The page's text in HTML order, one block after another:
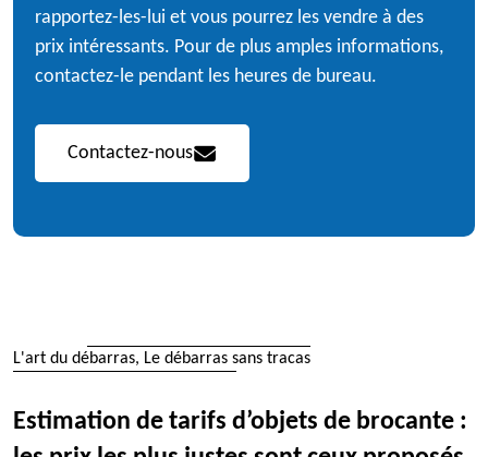
rapportez-les-lui et vous pourrez les vendre à des
prix intéressants. Pour de plus amples informations,
contactez-le pendant les heures de bureau.
Contactez-nous
L'art du débarras, Le débarras sans tracas
Estimation de tarifs d’objets de brocante :